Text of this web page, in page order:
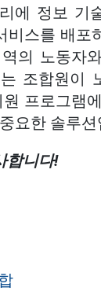
에 정보 기
비스를 배포
의 노동자
조합원이
프로그램
요한 솔루션
합니다!